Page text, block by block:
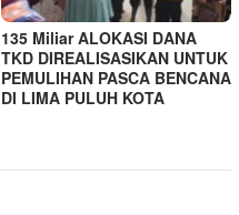
135 Miliar ALOKASI DANA
TKD DIREALISASIKAN UNTUK
PEMULIHAN PASCA BENCANA
DI LIMA PULUH KOTA